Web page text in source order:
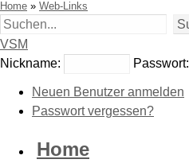
Home » Web-Links
VSM
Nickname:
Passwort:
Neuen Benutzer anmelden
Passwort vergessen?
Home